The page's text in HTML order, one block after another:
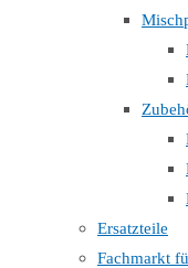
Ersatzteile
Fachmarkt